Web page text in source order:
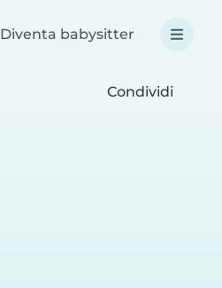
Diventa babysitter
Condividi